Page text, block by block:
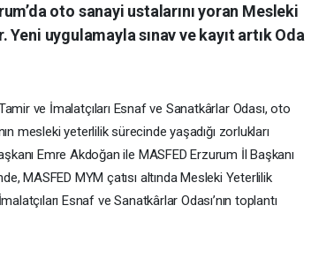
oto sanayi ustalarını yoran Mesleki
uygulamayla sınav ve kayıt artık Oda
ve İmalatçıları Esnaf ve Sanatkârlar Odası, oto
mesleki yeterlilik sürecinde yaşadığı zorlukları
Emre Akdoğan ile MASFED Erzurum İl Başkanı
MASFED MYM çatısı altında Mesleki Yeterlilik
Esnaf ve Sanatkârlar Odası’nın toplantı